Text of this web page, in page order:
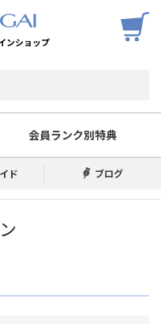
ンショップ
会員ランク別特典
ド ブログ